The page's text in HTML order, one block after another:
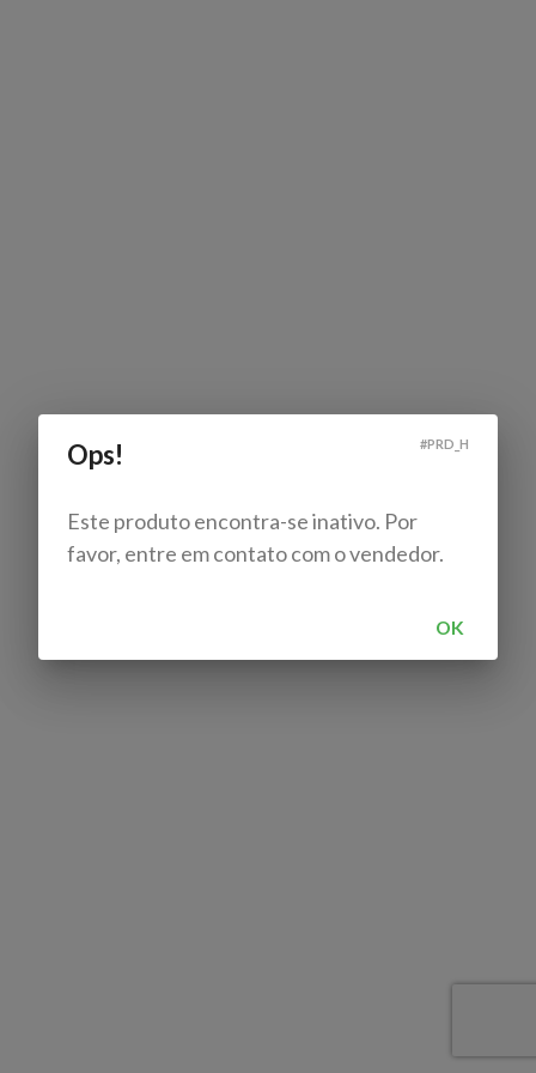
Ops! #PRD_H
Este produto encontra-se inativo. Por
favor, entre em contato com o vendedor.
OK